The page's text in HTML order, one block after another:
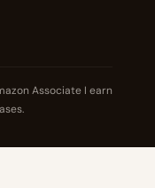
Associate I earn